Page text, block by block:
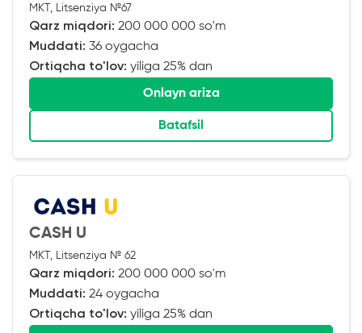
MKT, Litsenziya №67
Qarz miqdori: 200 000 000 so'm
Muddati: 36 oygacha
Ortiqcha to'lov: yiliga 25% dan
Onlayn ariza
Batafsil
CASH U
MKT, Litsenziya № 62
Qarz miqdori: 200 000 000 so'm
Muddati: 24 oygacha
Ortiqcha to'lov: yiliga 25% dan